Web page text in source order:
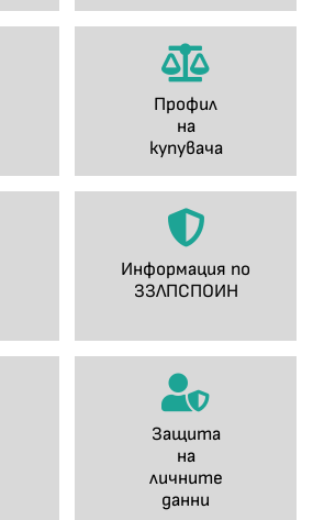
Профил
на
купувача
Информация по
ЗЗЛПСПОИН
Защита
на
личните
данни